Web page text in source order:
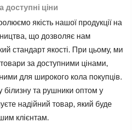
доступні ціни
якість нашої продукції на
що дозволяє нам
стандарт якості. При цьому, ми
за доступними цінами,
для широкого кола покупців.
білизну та рушники оптом у
надійний товар, який буде
клієнтам.